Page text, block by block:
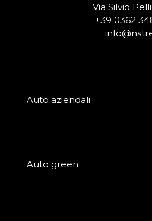
Via Silvio
+39 0362
Auto aziendali
Auto green